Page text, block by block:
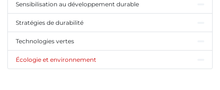
Sensibilisation au développement durable
Stratégies de durabilité
Technologies vertes
Écologie et environnement